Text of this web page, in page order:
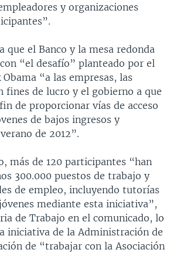
y organizaciones
que el Banco y la mesa redonda
“el desafío” planteado por el
“a las empresas, las
fines de lucro y el gobierno a que
de proporcionar vías de acceso
de bajos ingresos y
de 2012”.
más de 120 participantes “han
300.000 puestos de trabajo y
de empleo, incluyendo tutorías
mediante esta iniciativa”,
de Trabajo en el comunicado, lo
iniciativa de la Administración de
de “trabajar con la Asociación